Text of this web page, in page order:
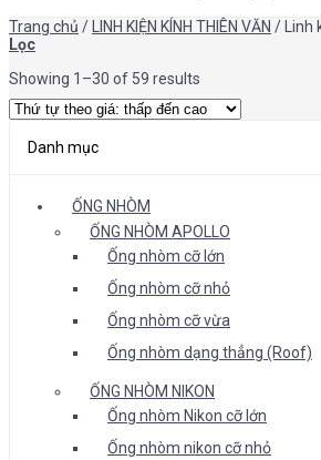
Trang chủ / LINH KIỆN KÍNH THIÊN VĂN / Linh
Lọc
Showing 1–30 of 59 results
Danh mục
ỐNG NHÒM
ỐNG NHÒM APOLLO
Ống nhòm cỡ lớn
Ống nhòm cỡ nhỏ
Ống nhòm cỡ vừa
Ống nhòm dạng thẳng (Roof)
ỐNG NHÒM NIKON
Ống nhòm Nikon cỡ lớn
Ống nhòm nikon cỡ nhỏ